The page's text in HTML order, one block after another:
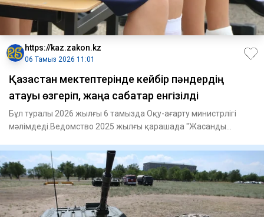
https://kaz.zakon.kz
06 Тамыз 2026 11:01
Қазақстан мектептерінде кейбір пәндердің
атауы өзгеріп, жаңа сабақтар енгізілді
Бұл туралы 2026 жылғы 6 тамызда Оқу-ағарту министрлігі
мәлімдеді.Ведомство 2025 жылғы қарашада "Жасанды